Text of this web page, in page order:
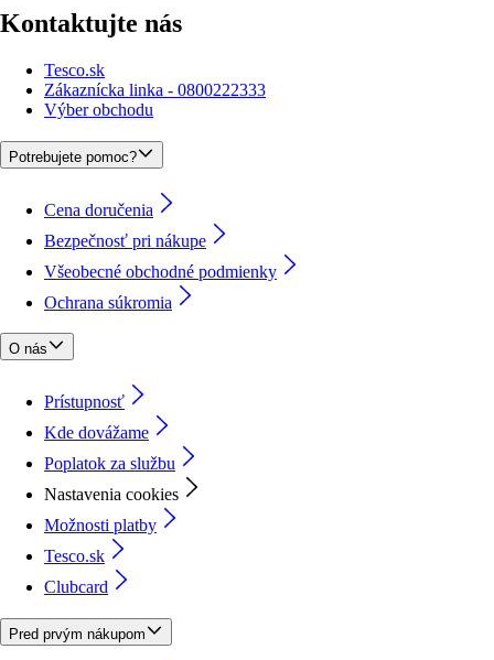
Kontaktujte nás
Tesco.sk
Zákaznícka linka - 0800222333
Výber obchodu
Potrebujete pomoc?
Cena doručenia
Bezpečnosť pri nákupe
Všeobecné obchodné podmienky
Ochrana súkromia
O nás
Prístupnosť
Kde dovážame
Poplatok za službu
Nastavenia cookies
Možnosti platby
Tesco.sk
Clubcard
Pred prvým nákupom